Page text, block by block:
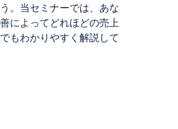
。当セミナーでは、あな
によってどれほどの売上
もわかりやすく解説して